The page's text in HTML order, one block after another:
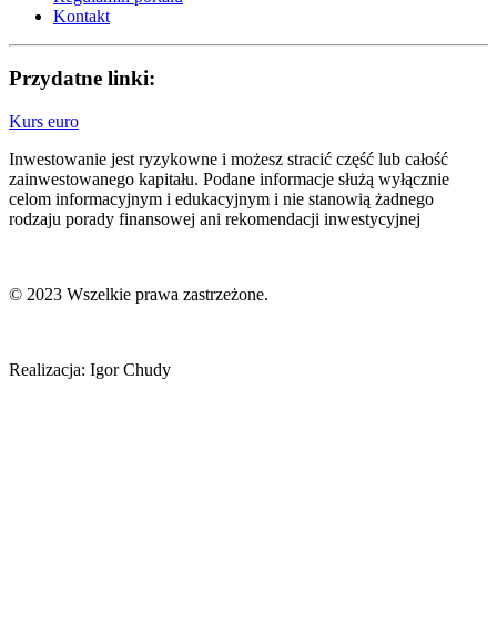
Kontakt
Przydatne linki:
Kurs euro
Inwestowanie jest ryzykowne i możesz stracić część lub całość
zainwestowanego kapitału. Podane informacje służą wyłącznie
celom informacyjnym i edukacyjnym i nie stanowią żadnego
rodzaju porady finansowej ani rekomendacji inwestycyjnej
© 2023 Wszelkie prawa zastrzeżone.
Realizacja: Igor Chudy